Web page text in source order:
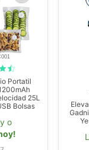
Portatil
25L
Bolsas
o